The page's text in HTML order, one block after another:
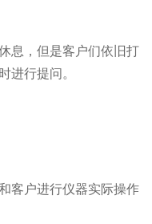
息，但是客户们依旧打
进行提问。
客户进行仪器实际操作